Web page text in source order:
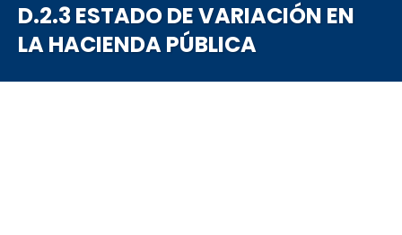
D.2.3 ESTADO DE VARIACIÓN EN
LA HACIENDA PÚBLICA